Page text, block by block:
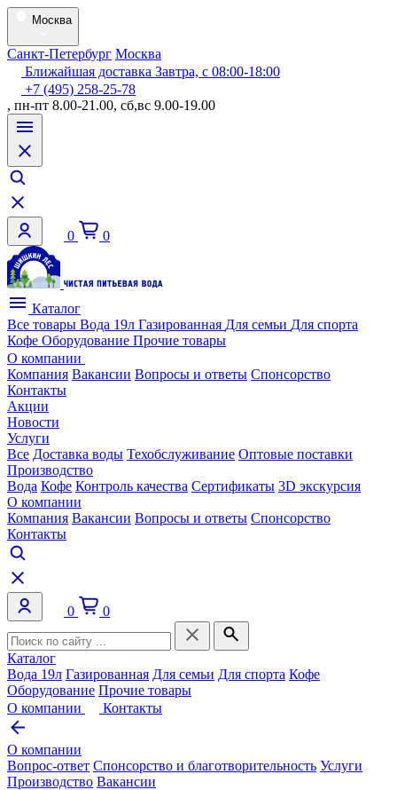
Москва
Санкт-Петербург Москва
Ближайшая доставка Завтра, с 08:00-18:00
+7 (495) 258-25-78
, пн-пт 8.00-21.00, сб,вс 9.00-19.00
0 0
Каталог
Все товары Вода 19л Газированная Для семьи Для спорта
Кофе Оборудование Прочие товары
О компании
Компания Вакансии Вопросы и ответы Спонсорство
Контакты
Акции
Новости
Услуги
Все Доставка воды Техобслуживание Оптовые поставки
Производство
Вода Кофе Контроль качества Сертификаты 3D экскурсия
О компании
Компания Вакансии Вопросы и ответы Спонсорство
Контакты
0 0
Каталог
Вода 19л Газированная Для семьи Для спорта Кофе
Оборудование Прочие товары
О компании
Контакты
О компании
Вопрос-ответ Спонсорство и благотворительность Услуги
Производство Вакансии